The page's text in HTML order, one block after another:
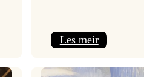
Les meir:
er